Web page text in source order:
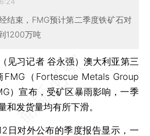
结束，FMG预计第二季度铁矿石对
1200万吨
见习记者 谷永强）澳大利亚第三
（Fortescue Metals Group
）宣布，受矿区暴雨影响，一季
和发货量均有所下滑。
对外公布的季度报告显示，一